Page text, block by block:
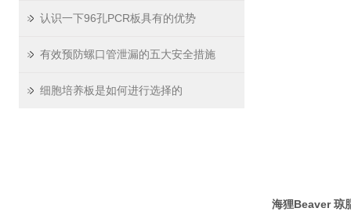
认识一下96孔PCR板具有的优势
有效预防螺口管泄漏的五大安全措施
细胞培养板是如何进行选择的
海狸Beaver 琼